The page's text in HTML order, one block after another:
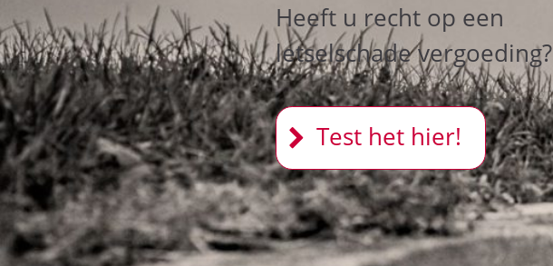
Heeft u recht op een
letselschade vergoeding?
Test het hier!